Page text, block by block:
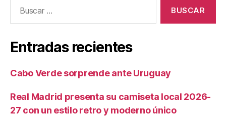
Entradas recientes
Cabo Verde sorprende ante Uruguay
Real Madrid presenta su camiseta local 2026-
27 con un estilo retro y moderno único